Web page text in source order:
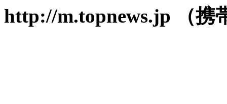
http://m.topnews.jp （携